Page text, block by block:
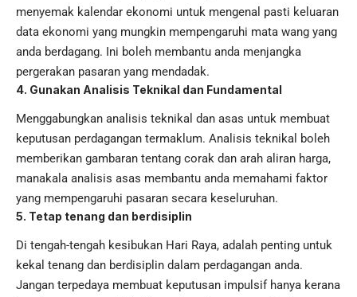
menyemak kalendar ekonomi untuk mengenal pasti keluaran
data ekonomi yang mungkin mempengaruhi mata wang yang
anda berdagang. Ini boleh membantu anda menjangka
pergerakan pasaran yang mendadak.
4. Gunakan Analisis Teknikal dan Fundamental
Menggabungkan analisis teknikal dan asas untuk membuat
keputusan perdagangan termaklum. Analisis teknikal boleh
memberikan gambaran tentang corak dan arah aliran harga,
manakala analisis asas membantu anda memahami faktor
yang mempengaruhi pasaran secara keseluruhan.
5. Tetap tenang dan berdisiplin
Di tengah-tengah kesibukan Hari Raya, adalah penting untuk
kekal tenang dan berdisiplin dalam perdagangan anda.
Jangan terpedaya membuat keputusan impulsif hanya kerana